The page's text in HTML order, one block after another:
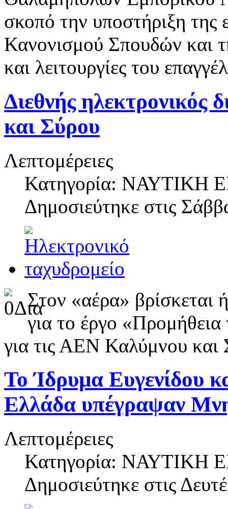
σκοπό την υποστήριξη
Κανονισμού Σπουδών και
και λειτουργίες του
Διεθνής ηλεκτρονικός
και Σύρου
Λεπτομέρειες
Κατηγορία: ΝΑΥΤΙΚΗ
Δημοσιεύτηκε στις
Στον «αέρα» βρίσκεται
για το έργο «Προμήθεια
για τις ΑΕΝ Καλύμνου και
Το Ίδρυμα Ευγενίδου
Ελλάδα υπέγραψαν
Λεπτομέρειες
Κατηγορία: ΝΑΥΤΙΚΗ
Δημοσιεύτηκε στις